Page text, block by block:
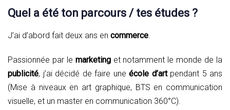
Quel a été ton parcours / tes études ?
J’ai d’abord fait deux ans en commerce.
Passionnée par le marketinget notamment le monde de la
publicité, j’ai décidé de faire une école d’artpendant 5 ans
(Mise à niveaux en art graphique, BTS en communication
visuelle, et un master en communication 360°C).